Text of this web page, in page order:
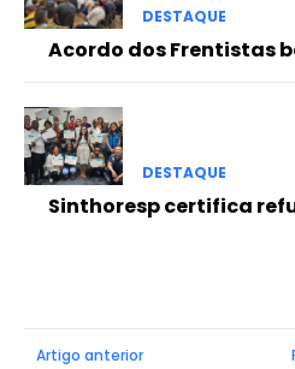
DESTAQUE
Acordo dos Frentistas
DESTAQUE
Sinthoresp certifica
Artigo anterior